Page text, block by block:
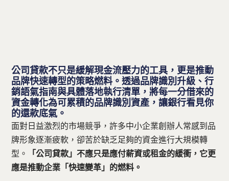
公司貸款不只是緩解現金流壓力的工具，更是推動
品牌快速轉型的策略燃料。透過品牌識別升級、行
銷語氣指南與具體落地執行清單，將每一分借來的
資金轉化為可累積的品牌識別資產，讓銀行看見你
的還款底氣。
面對日益激烈的市場競爭，許多中小企業創辦人常感到品
牌形象逐漸疲軟，卻苦於缺乏足夠的資金進行大規模轉
型。
「公司貸款」不應只是應付薪資或租金的緩衝，它更
應是推動企業「快速變革」的燃料。